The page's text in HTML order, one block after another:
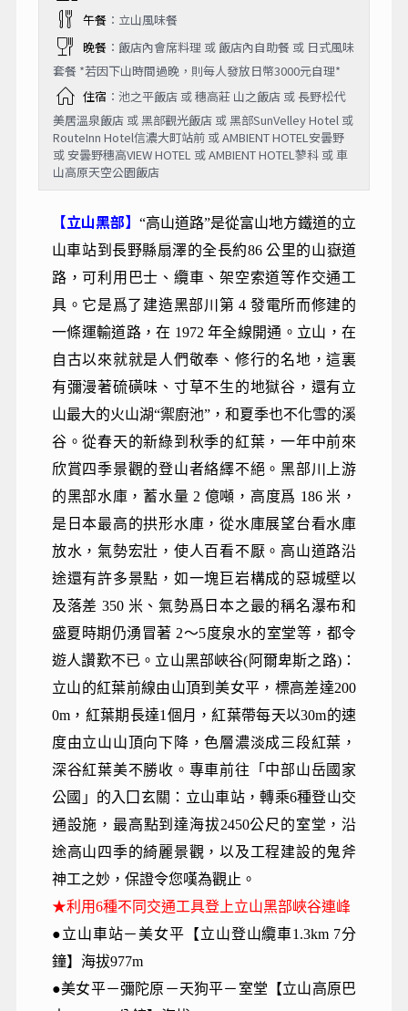
午餐：立山風味餐
晚餐：飯店內會席料理 或 飯店內自助餐 或 日式風味
套餐 *若因下山時間過晚，則每人發放日幣3000元自理*
住宿 ：池之平飯店 或 穗高莊 山之飯店 或 長野松代
美居溫泉飯店 或 黑部觀光飯店 或 黑部SunVelley Hotel 或
RouteInn Hotel信濃大町站前 或 AMBIENT HOTEL安曇野
或 安曇野穗高VIEW HOTEL 或 AMBIENT HOTEL蓼科 或 車
山高原天空公園飯店
【立山黑部】 “高山道路”是從富山地方鐵道的立
山車站到長野縣扇澤的全長約86 公里的山嶽道
路，可利用巴士、纜車、架空索道等作交通工
具。它是爲了建造黑部川第 4 發電所而修建的
一條運輸道路，在 1972 年全線開通。立山，在
自古以來就就是人們敬奉、修行的名地，這裏
有彌漫著硫磺味、寸草不生的地獄谷，還有立
山最大的火山湖“禦廚池”，和夏季也不化雪的溪
谷。從春天的新綠到秋季的紅葉，一年中前來
欣賞四季景觀的登山者絡繹不絕。黑部川上游
的黑部水庫，蓄水量 2 億噸，高度爲 186 米，
是日本最高的拱形水庫，從水庫展望台看水庫
放水，氣勢宏壯，使人百看不厭。高山道路沿
途還有許多景點，如一塊巨岩構成的惡城壁以
及落差 350 米、氣勢爲日本之最的稱名瀑布和
盛夏時期仍湧冒著 2～5度泉水的室堂等，都令
遊人讚歎不已。立山黑部峽谷(阿爾卑斯之路)：
立山的紅葉前線由山頂到美女平，標高差達200
0m，紅葉期長達1個月，紅葉帶每天以30m的速
度由立山山頂向下降，色層濃淡成三段紅葉，
深谷紅葉美不勝收。專車前往「中部山岳國家
公國」的入囗玄關：立山車站，轉乘6種登山交
通設施，最高點到達海拔2450公尺的室堂，沿
途高山四季的綺麗景觀，以及工程建設的鬼斧
神工之妙，保證令您嘆為觀止。
★利用6種不同交通工具登上立山黑部峽谷連峰
●立山車站－美女平【立山登山纜車1.3km 7分
鐘】海拔977m
●美女平－彌陀原－天狗平－室堂【立山高原巴